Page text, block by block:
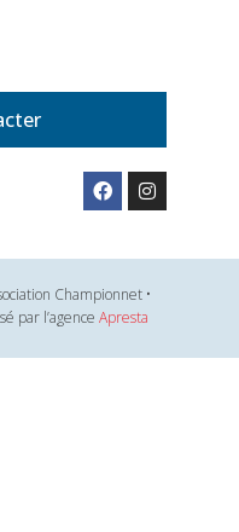
Championnet •
par l’agence Apresta